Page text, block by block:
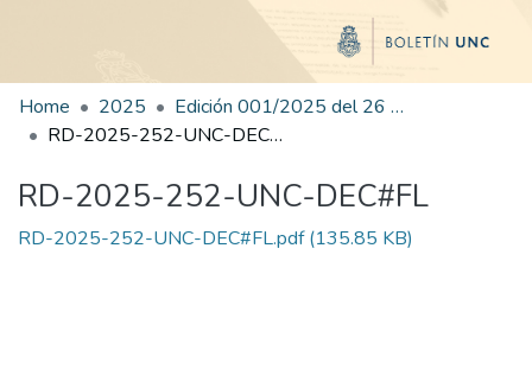
Home 2025
Edición 001/2025 del 26 de mayo de 2025
RD-2025-252-UNC-DEC#FL
RD-2025-252-UNC-DEC#FL
RD-2025-252-UNC-DEC#FL.pdf(135.85 KB)